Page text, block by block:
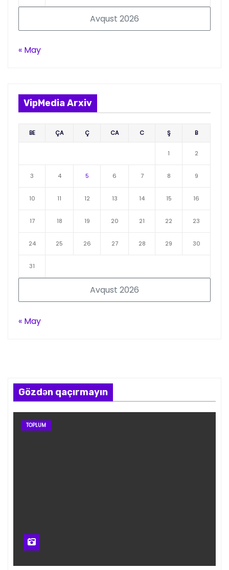
Avqust 2026
« May
VipMedia Arxiv
Avqust 2026
BE ÇA Ç CA C Ş B
1 2
3 4 5 6 7 8 9
10 11 12 13 14 15 16
17 18 19 20 21 22 23
24 25 26 27 28 29 30
31
« May
Gözdən qaçırmayın
TOPLUM